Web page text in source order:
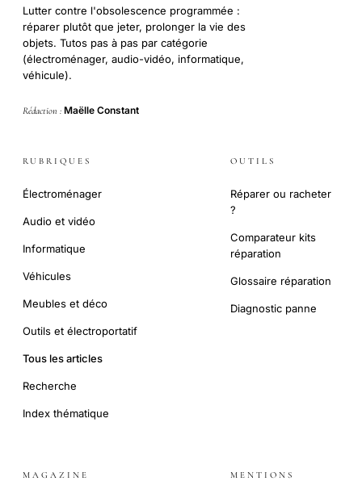
Lutter contre l'obsolescence programmée :
réparer plutôt que jeter, prolonger la vie des
objets. Tutos pas à pas par catégorie
(électroménager, audio-vidéo, informatique,
véhicule).
Rédaction : Maëlle Constant
RUBRIQUES
Électroménager
Audio et vidéo
Informatique
Véhicules
Meubles et déco
Outils et électroportatif
Tous les articles
Recherche
Index thématique
OUTILS
Réparer ou racheter
?
Comparateur kits
réparation
Glossaire réparation
Diagnostic panne
MAGAZINE MENTIONS